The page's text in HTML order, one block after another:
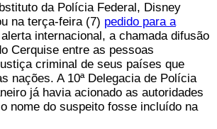
da Polícia Federal, Disney
na terça-feira (7) pedido para a
internacional, a chamada difusão
Cerquise entre as pessoas
criminal de seus países que
nações. A 10ª Delegacia de Polícia
já havia acionado as autoridades
nome do suspeito fosse incluído na